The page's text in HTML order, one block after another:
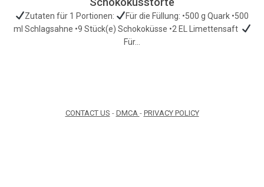
Zutaten für 1 Portionen:
Für die Füllung: •500 g Quark •500
ml Schlagsahne •9 Stück(e) Schokoküsse •2 EL Limettensaft
Für…
CONTACT US - DMCA - PRIVACY POLICY